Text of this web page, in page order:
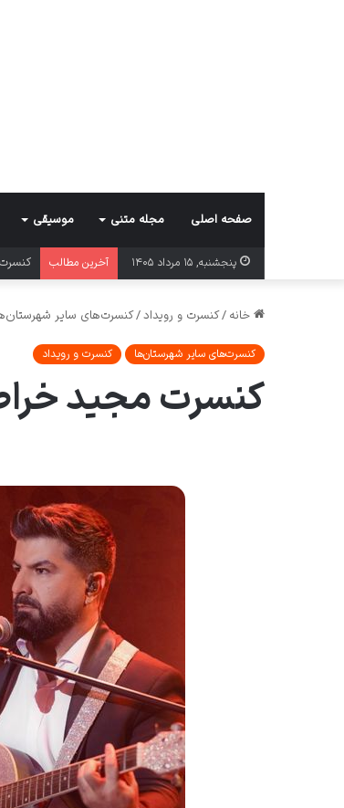
صفحه اصلی مجله متنی موسیقی
پنجشنبه, ۱۵ مرداد ۱۴۰۵ آخرین مطالب
خانه /کنسرت و رویداد/کنسرت‌های سایر
کنسرت‌های سایر شهرستان‌ها کنسرت و رویداد
کنسرت مجید